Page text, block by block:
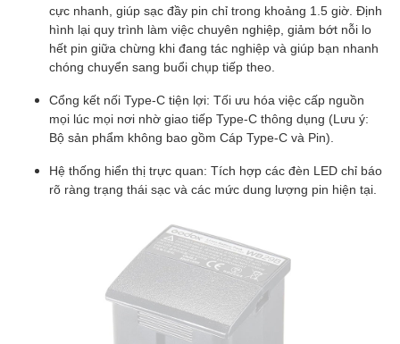
cực nhanh, giúp sạc đầy pin chỉ trong khoảng 1.5 giờ. Định
hình lại quy trình làm việc chuyên nghiệp, giảm bớt nỗi lo
hết pin giữa chừng khi đang tác nghiệp và giúp bạn nhanh
chóng chuyển sang buổi chụp tiếp theo.
Cổng kết nối Type-C tiện lợi: Tối ưu hóa việc cấp nguồn
mọi lúc mọi nơi nhờ giao tiếp Type-C thông dụng (Lưu ý:
Bộ sản phẩm không bao gồm Cáp Type-C và Pin).
Hệ thống hiển thị trực quan: Tích hợp các đèn LED chỉ báo
rõ ràng trạng thái sạc và các mức dung lượng pin hiện tại.